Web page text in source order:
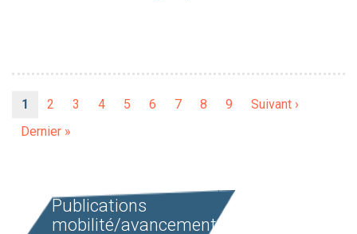
Page
1 Page
2 Page
3 Page
4 Page
5 Page
6 Page
7 Page
8 Page
9
Page
Suivant ›
Dernière
Dernier »
Publications
mobilité/avancement